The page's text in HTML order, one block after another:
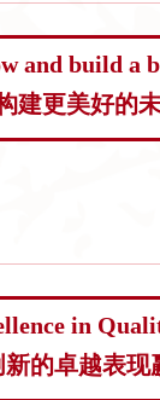
and build a
建更美好的
in
的卓越表现